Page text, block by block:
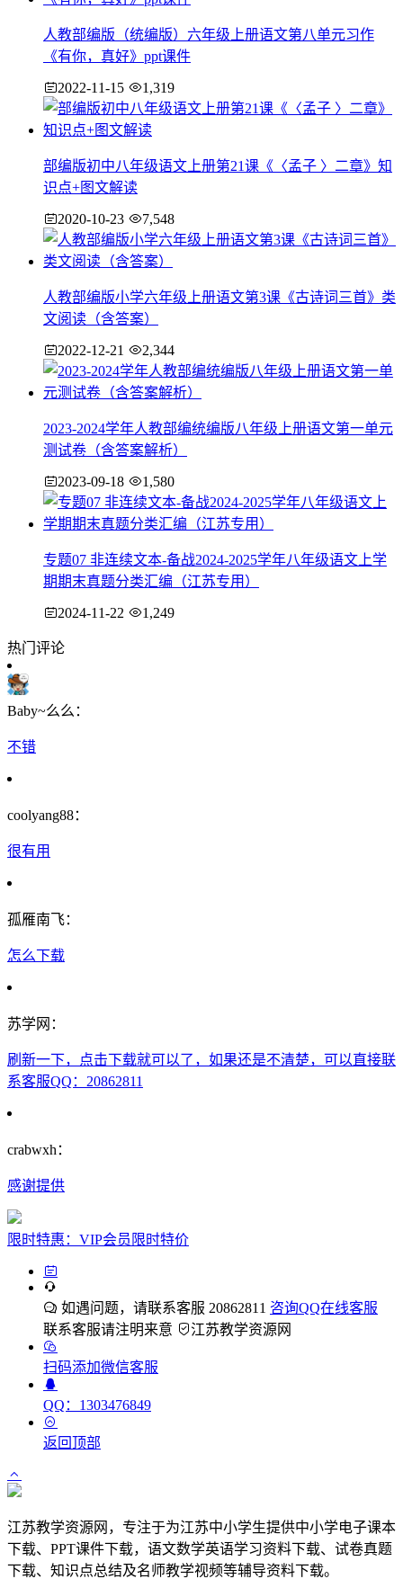
人教部编版（统编版）六年级上册语文第八单元习作
《有你，真好》ppt课件
2022-11-15 1,319
部编版初中八年级语文上册第21课《〈孟子 〉二章》知
识点+图文解读
2020-10-23 7,548
人教部编版小学六年级上册语文第3课《古诗词三首》类
文阅读（含答案）
2022-12-21 2,344
2023-2024学年人教部编统编版八年级上册语文第一单元
测试卷（含答案解析）
2023-09-18 1,580
专题07 非连续文本-备战2024-2025学年八年级语文上学
期期末真题分类汇编（江苏专用）
2024-11-22 1,249
热门评论
Baby~么么：
不错
coolyang88：
很有用
孤雁南飞：
怎么下载
苏学网：
刷新一下，点击下载就可以了，如果还是不清楚，可以直接联
系客服QQ：20862811
crabwxh：
感谢提供
限时特惠：VIP会员限时特价
如遇问题，请联系客服 20862811 咨询QQ在线客服
联系客服请注明来意
江苏教学资源网
扫码添加微信客服
QQ：1303476849
返回顶部
江苏教学资源网，专注于为江苏中小学生提供中小学电子课本
下载、PPT课件下载，语文数学英语学习资料下载、试卷真题
下载、知识点总结及名师教学视频等辅导资料下载。